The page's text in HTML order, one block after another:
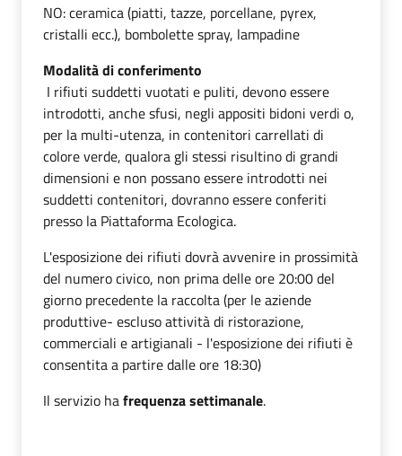
NO: ceramica (piatti, tazze, porcellane, pyrex,
cristalli ecc.), bombolette spray, lampadine
Modalità di conferimento
I rifiuti suddetti vuotati e puliti, devono essere
introdotti, anche sfusi, negli appositi bidoni verdi o,
per la multi-utenza, in contenitori carrellati di
colore verde, qualora gli stessi risultino di grandi
dimensioni e non possano essere introdotti nei
suddetti contenitori, dovranno essere conferiti
presso la Piattaforma Ecologica.
L'esposizione dei rifiuti dovrà avvenire in prossimità
del numero civico, non prima delle ore 20:00 del
giorno precedente la raccolta (per le aziende
produttive- escluso attività di ristorazione,
commerciali e artigianali - l'esposizione dei rifiuti è
consentita a partire dalle ore 18:30)
Il servizio hafrequenza settimanale.